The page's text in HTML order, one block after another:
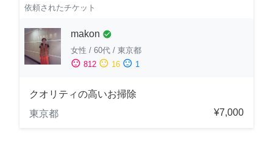
依頼されたチケット
makon check_circle
女性 / 60代 / 東京都
sentiment_satisfied 812 sentiment_neutral 16 sentiment_dissatisfied 1
クオリティの高いお掃除
東京都
¥7,000